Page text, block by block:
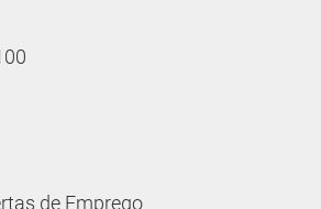
de Emprego